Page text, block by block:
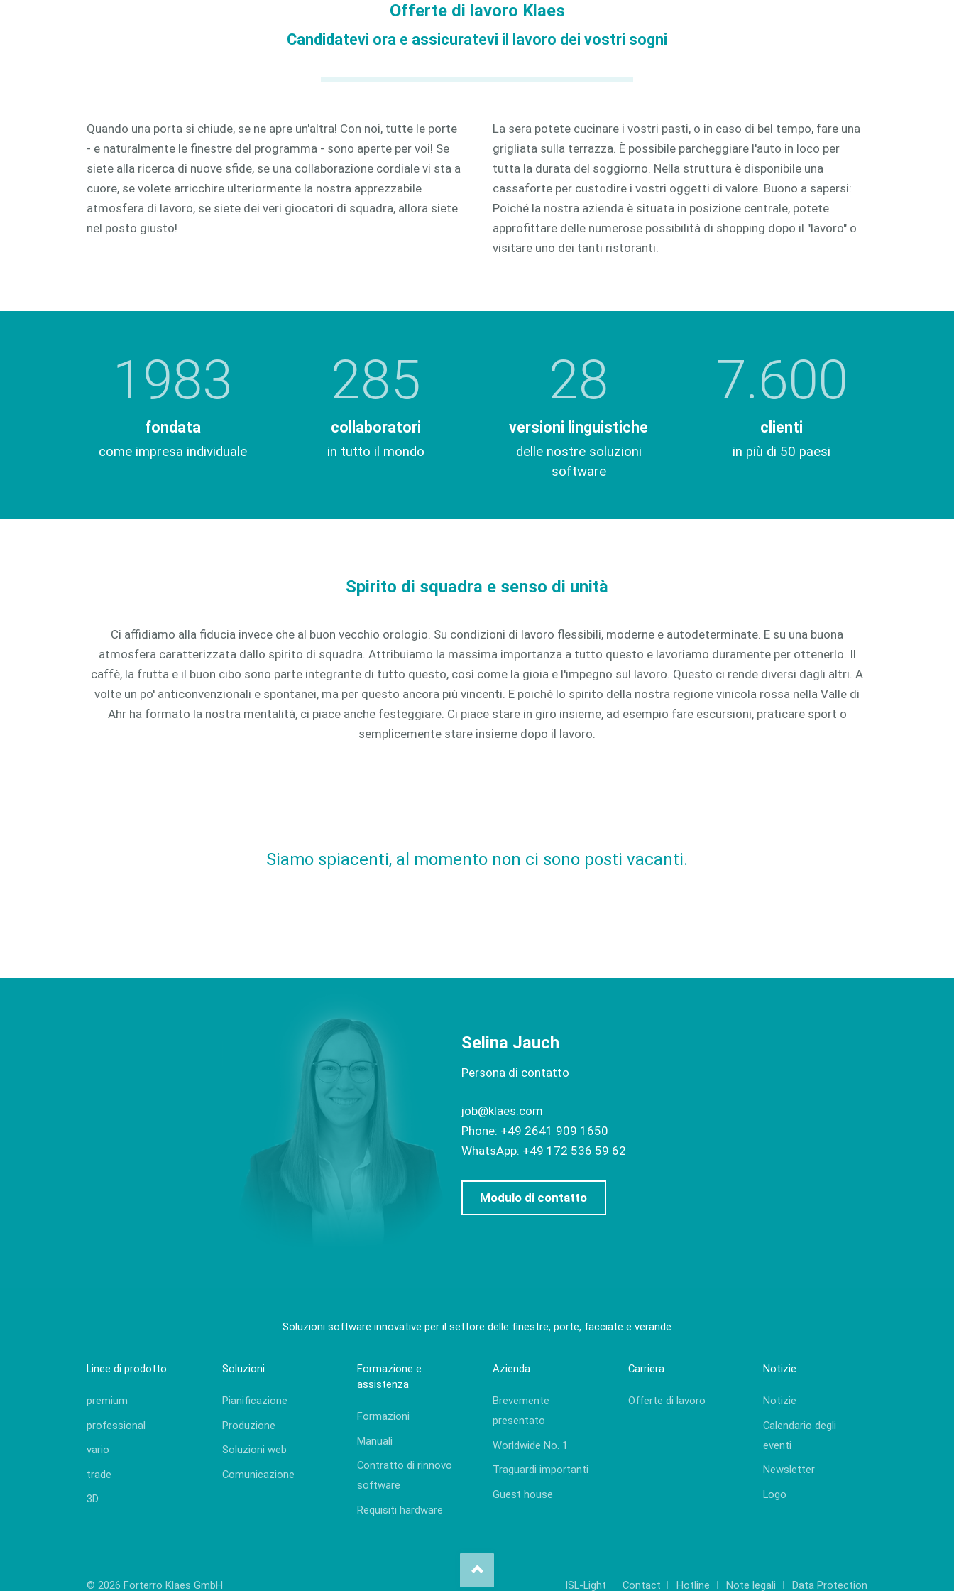
CAM 3D
Offerte di lavoro Klaes
Candidatevi ora e assicuratevi il lavoro dei vostri sogni
Quando una porta si chiude, se ne apre un'altra! Con noi, tutte le porte
- e naturalmente le finestre del programma - sono aperte per voi! Se
siete alla ricerca di nuove sfide, se una collaborazione cordiale vi sta a
cuore, se volete arricchire ulteriormente la nostra apprezzabile
atmosfera di lavoro, se siete dei veri giocatori di squadra, allora siete
nel posto giusto!
La sera potete cucinare i vostri pasti, o in caso di bel tempo, fare una
grigliata sulla terrazza. È possibile parcheggiare l'auto in loco per
tutta la durata del soggiorno. Nella struttura è disponibile una
cassaforte per custodire i vostri oggetti di valore. Buono a sapersi:
Poiché la nostra azienda è situata in posizione centrale, potete
approfittare delle numerose possibilità di shopping dopo il "lavoro" o
visitare uno dei tanti ristoranti.
1983
fondata
come impresa individuale
285
collaboratori
in tutto il mondo
28
versioni linguistiche
delle nostre soluzioni
software
7.600
clienti
in più di 50 paesi
Spirito di squadra e senso di unità
Ci affidiamo alla fiducia invece che al buon vecchio orologio. Su condizioni di lavoro flessibili, moderne e autodeterminate. E su una buona
atmosfera caratterizzata dallo spirito di squadra. Attribuiamo la massima importanza a tutto questo e lavoriamo duramente per ottenerlo. Il
caffè, la frutta e il buon cibo sono parte integrante di tutto questo, così come la gioia e l'impegno sul lavoro. Questo ci rende diversi dagli altri. A
volte un po' anticonvenzionali e spontanei, ma per questo ancora più vincenti. E poiché lo spirito della nostra regione vinicola rossa nella Valle di
Ahr ha formato la nostra mentalità, ci piace anche festeggiare. Ci piace stare in giro insieme, ad esempio fare escursioni, praticare sport o
semplicemente stare insieme dopo il lavoro.
Siamo spiacenti, al momento non ci sono posti vacanti.
Selina Jauch
Persona di contatto
job@klaes.com
Phone: +49 2641 909 1650
WhatsApp: +49 172 536 59 62
Modulo di contatto
Soluzioni software innovative per il settore delle finestre, porte, facciate e verande
Linee di prodotto
premium
professional
vario
trade
3D
Soluzioni
Pianificazione
Produzione
Soluzioni web
Comunicazione
Formazione e
assistenza
Formazioni
Manuali
Contratto di rinnovo
software
Requisiti hardware
Azienda
Brevemente
presentato
Worldwide No. 1
Traguardi importanti
Guest house
Carriera
Offerte di lavoro
Notizie
Notizie
Calendario degli
eventi
Newsletter
Logo
© 2026 Forterro Klaes GmbH ISL-Light Contact Hotline Note legali Data Protection